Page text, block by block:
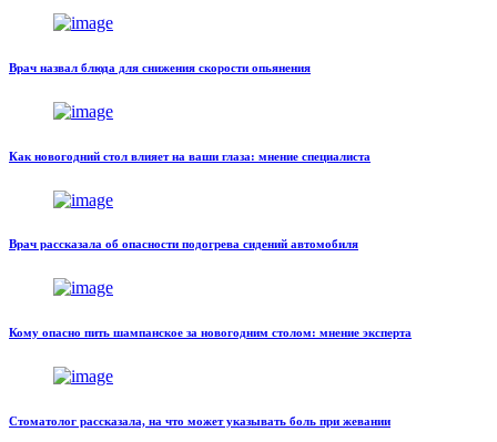
Врач назвал блюда для снижения скорости опьянения
Как новогодний стол влияет на ваши глаза: мнение специалиста
Врач рассказала об опасности подогрева сидений автомобиля
Кому опасно пить шампанское за новогодним столом: мнение эксперта
Стоматолог рассказала, на что может указывать боль при жевании